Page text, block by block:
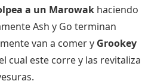
a un Marowak haciendo
Ash y Go terminan
van a comer y Grookey
cual este corre y las revitaliza